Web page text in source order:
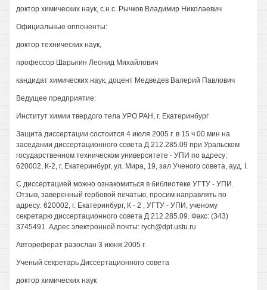
доктор химических наук, с.н.с. Рычков Владимир Николаевич
Официальные оппоненты:
доктор технических наук,
профессор Шарыгин Леонид Михайлович
кандидат химических наук, доцент Медведев Валерий Павлович
Ведущее предприятие:
Институт химии твердого тела УРО РАН, г. Екатеринбург
Защита диссертации состоится 4 июля 2005 г. в 15 ч 00 мин на
заседании диссертационного совета Д 212.285.09 при Уральском
государственном техническом университете - УПИ по адресу:
620002, К-2, г. Екатеринбург, ул. Мира, 19, зал Ученого совета, ауд. I.
С диссертацией можно ознакомиться в библиотеке УГТУ - УПИ.
Отзыв, заверенный гербовой печатью, просим направлять по
адресу: 620002, г. Екатеринбург, К - 2 , УГТУ - УПИ, ученому
секретарю диссертационного совета Д 212.285.09. Факс: (343)
3745491. Адрес электронной почты: rych@dpt.ustu.ru
Автореферат разослан 3 июня 2005 г.
Ученый секретарь Диссертационного совета
доктор химических наук